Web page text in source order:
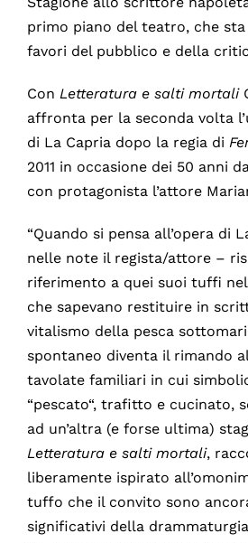
primo piano del teatro, che
favori del pubblico e della
Con Letteratura e salti mortali
affronta per la seconda volta
di La Capria dopo la regia di
2011 in occasione dei 50 anni
con protagonista l’attore
“Quando si pensa all’opera di
nelle note il regista/attore –
riferimento a quei suoi tuffi
che sapevano restituire in
vitalismo della pesca
spontaneo diventa il rimando
tavolate familiari in cui
“pescato“, trafitto e cucinato,
ad un’altra (e forse ultima)
Letteratura e salti mortali,
liberamente ispirato
tuffo che il convito sono
significativi della